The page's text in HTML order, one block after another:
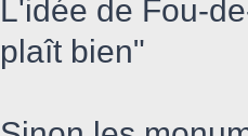
L'idée de Fou-
plaît bien"